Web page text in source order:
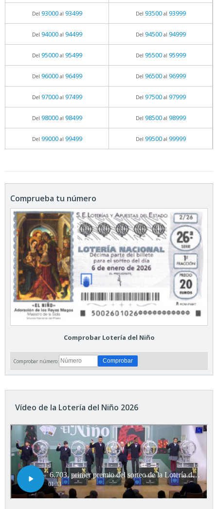
Del 93000al 93499 Del 93500al 93999
Del 94000al 94499 Del 94500al 94999
Del 95000al 95499 Del 95500al 95999
Del 96000al 96499 Del 96500al 96999
Del 97000al 97499 Del 97500al 97999
Del 98000al 98499 Del 98500al 98999
Del 99000al 99499 Del 99500al 99999
Comprueba tu número
Comprobar Lotería del Niño
Comprobar número:
Vídeo de la Lotería del Niño 2026